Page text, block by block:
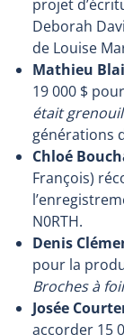
projet
Deborah
de Louise
Mathieu
19 000 $
était
générations
Chloé
François)
N0RTH.
Denis
pour la
Broches à
Josée
accorder 15